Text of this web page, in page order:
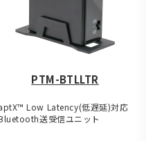
PTM-BTLLTR
Low Latency(低遅延)対応
送受信ユニット